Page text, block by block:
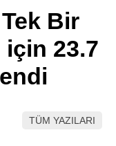
Youtube
TikTok
Bir
23.7
TÜM YAZILARI